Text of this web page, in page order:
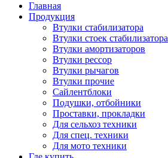
Главная
Продукция
Втулки стабилизатора
Втулки стоек стабилизатора
Втулки амортизаторов
Втулки рессор
Втулки рычагов
Втулки прочие
Сайлентблоки
Подушки, отбойники
Проставки, прокладки
Для сельхоз техники
Для спец. техники
Для мото техники